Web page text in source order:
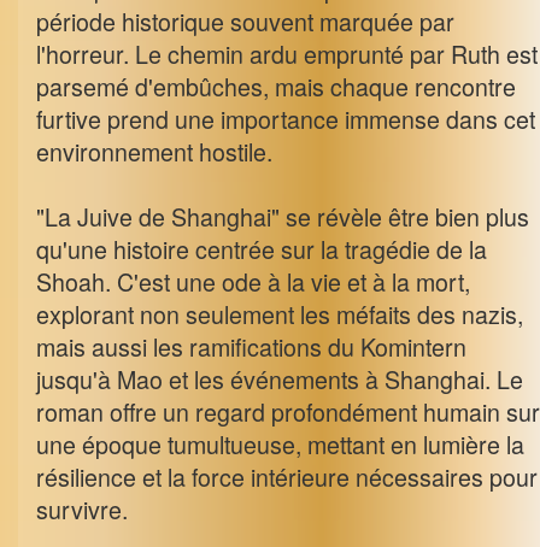
période historique souvent marquée par
l'horreur. Le chemin ardu emprunté par Ruth est
parsemé d'embûches, mais chaque rencontre
furtive prend une importance immense dans cet
environnement hostile.
"La Juive de Shanghai" se révèle être bien plus
qu'une histoire centrée sur la tragédie de la
Shoah. C'est une ode à la vie et à la mort,
explorant non seulement les méfaits des nazis,
mais aussi les ramifications du Komintern
jusqu'à Mao et les événements à Shanghai. Le
roman offre un regard profondément humain sur
une époque tumultueuse, mettant en lumière la
résilience et la force intérieure nécessaires pour
survivre.